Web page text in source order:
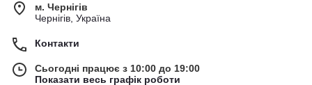
м. Чернігів
Чернігів, Україна
Контакти
Сьогодні працює з 10:00 до 19:00
Показати весь графік роботи